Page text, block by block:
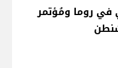
في روما ومُؤتمر